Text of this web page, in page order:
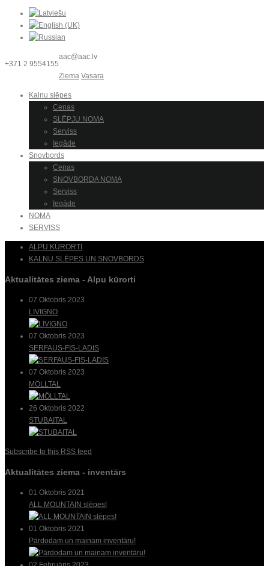
+371 2 9554155
aac@aac.lv
Ziema Vasara
Kalnu slēpes
Cenas
SLĒPJU NOMA
Serviss
Iegāde
Snovbords
Cenas
SNOVBORDA NOMA
Serviss
Iegāde
NOMA
SERVISS
ALPU KŪRORTI
KALNU SLĒPES UN SNOVBORDS
Aktualitātes ziema - Alpu kūrorti
07 Oktobris 2023
LIVIGNO
07 Oktobris 2023
SERFAUS-FIS-LADIS
07 Oktobris 2023
MÖLLTAL
26 Oktobris 2022
STUBAITAL
Subscribe to this RSS feed
Aktualitātes ziema - inventārs
01 Oktobris 2021
ALL MOUNTAIN slēpes!
01 Oktobris 2021
Pārdodam un mainam inventāru!